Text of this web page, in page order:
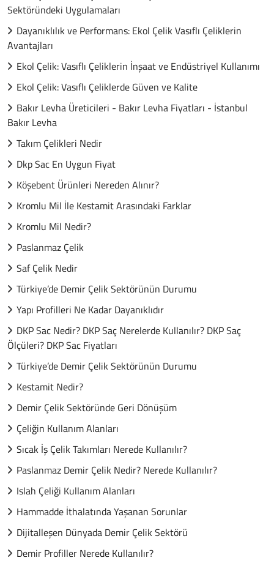
Sektöründeki Uygulamaları
Dayanıklılık ve Performans: Ekol Çelik Vasıflı Çeliklerin
Avantajları
Ekol Çelik: Vasıflı Çeliklerin İnşaat ve Endüstriyel Kullanımı
Ekol Çelik: Vasıflı Çeliklerde Güven ve Kalite
Bakır Levha Üreticileri - Bakır Levha Fiyatları - İstanbul
Bakır Levha
Takım Çelikleri Nedir
Dkp Sac En Uygun Fiyat
Köşebent Ürünleri Nereden Alınır?
Kromlu Mil İle Kestamit Arasındaki Farklar
Kromlu Mil Nedir?
Paslanmaz Çelik
Saf Çelik Nedir
Türkiye’de Demir Çelik Sektörünün Durumu
Yapı Profilleri Ne Kadar Dayanıklıdır
DKP Sac Nedir? DKP Saç Nerelerde Kullanılır? DKP Saç
Ölçüleri? DKP Sac Fiyatları
Türkiye’de Demir Çelik Sektörünün Durumu
Kestamit Nedir?
Demir Çelik Sektöründe Geri Dönüşüm
Çeliğin Kullanım Alanları
Sıcak İş Çelik Takımları Nerede Kullanılır?
Paslanmaz Demir Çelik Nedir? Nerede Kullanılır?
Islah Çeliği Kullanım Alanları
Hammadde İthalatında Yaşanan Sorunlar
Dijitalleşen Dünyada Demir Çelik Sektörü
Demir Profiller Nerede Kullanılır?